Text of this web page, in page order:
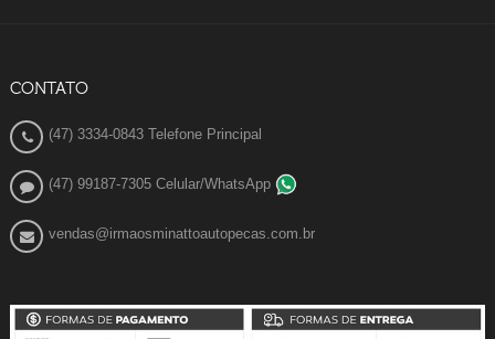
CONTATO
(47) 3334-0843 Telefone Principal
(47) 99187-7305 Celular/WhatsApp
vendas@irmaosminattoautopecas.com.br